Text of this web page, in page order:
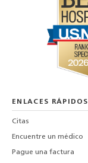
ENLACES RÁPIDOS
Citas
Encuentre un médico
Pague una factura